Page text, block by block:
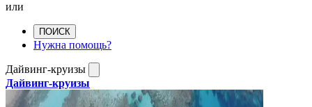
или
ПОИСК
Нужна помощь?
Дайвинг-круизы
Дайвинг-круизы